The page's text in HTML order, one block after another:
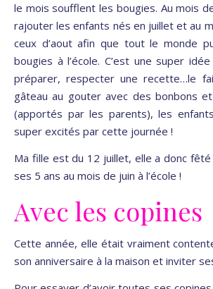
le mois soufflent les bougies. Au mois
rajouter les enfants nés en juillet et au
ceux d’aout afin que tout le monde
bougies à l’école. C’est une super
préparer, respecter une recette…le
gâteau au gouter avec des bonbons
(apportés par les parents), les
super excités par cette journée !
Ma fille est du 12 juillet, elle a donc
ses 5 ans au mois de juin à l’école !
Avec les copines
Cette année, elle était vraiment
son anniversaire à la maison et inviter